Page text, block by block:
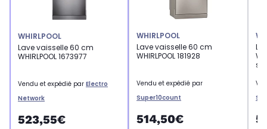
WHIRLPOOL
Lave vaisselle 60 cm
WHIRLPOOL 1673977
Vendu et expédié par Electro
Network
523,55€
WHIRLPOOL
Lave vaisselle 60 cm
WHIRLPOOL 181928
Vendu et expédié par
Super10count
514,50€